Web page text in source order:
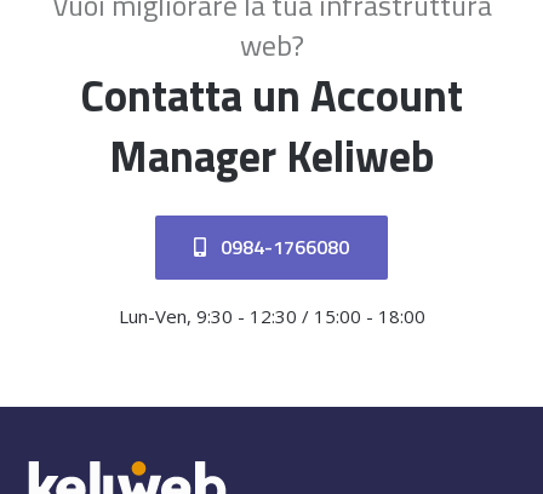
web?
Contatta un Account
Manager Keliweb
0984-1766080
Lun-Ven, 9:30 - 12:30 / 15:00 - 18:00